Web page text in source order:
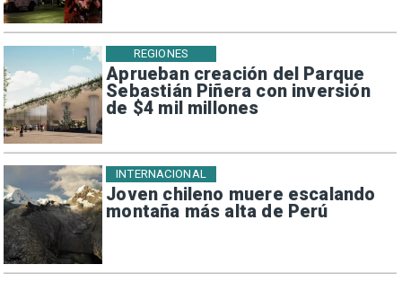
Aprueban creación del Parque
Sebastián Piñera con inversión
de $4 mil millones
REGIONES
Joven chileno muere escalando
montaña más alta de Perú
INTERNACIONAL